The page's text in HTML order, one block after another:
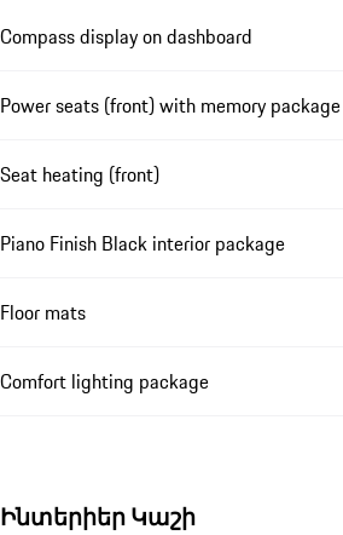
Compass display on dashboard
Power seats (front) with memory
Seat heating (front)
Piano Finish Black interior package
Floor mats
Comfort lighting package
Ինտերիեր Կաշի